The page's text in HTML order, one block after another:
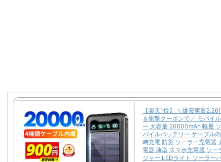
【楽天1位】 ＼爆安実質
＆衝撃クーポンで／ モバイ
ー 大容量 20000mAh 軽量
バイルバッテリー ケーブル
時充電 防災 ソーラー充電器
電器 薄型 スマホ充電器 ソー
ジャー LEDライト ソーラー